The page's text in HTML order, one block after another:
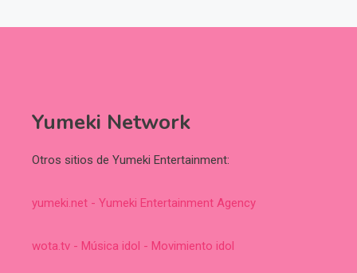
Yumeki Network
Otros sitios de Yumeki Entertainment:
yumeki.net - Yumeki Entertainment Agency
wota.tv - Música idol - Movimiento idol